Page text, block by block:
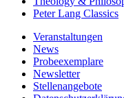
Peter Lang Classics
Veranstaltungen
News
Probeexemplare
Newsletter
Stellenangebote